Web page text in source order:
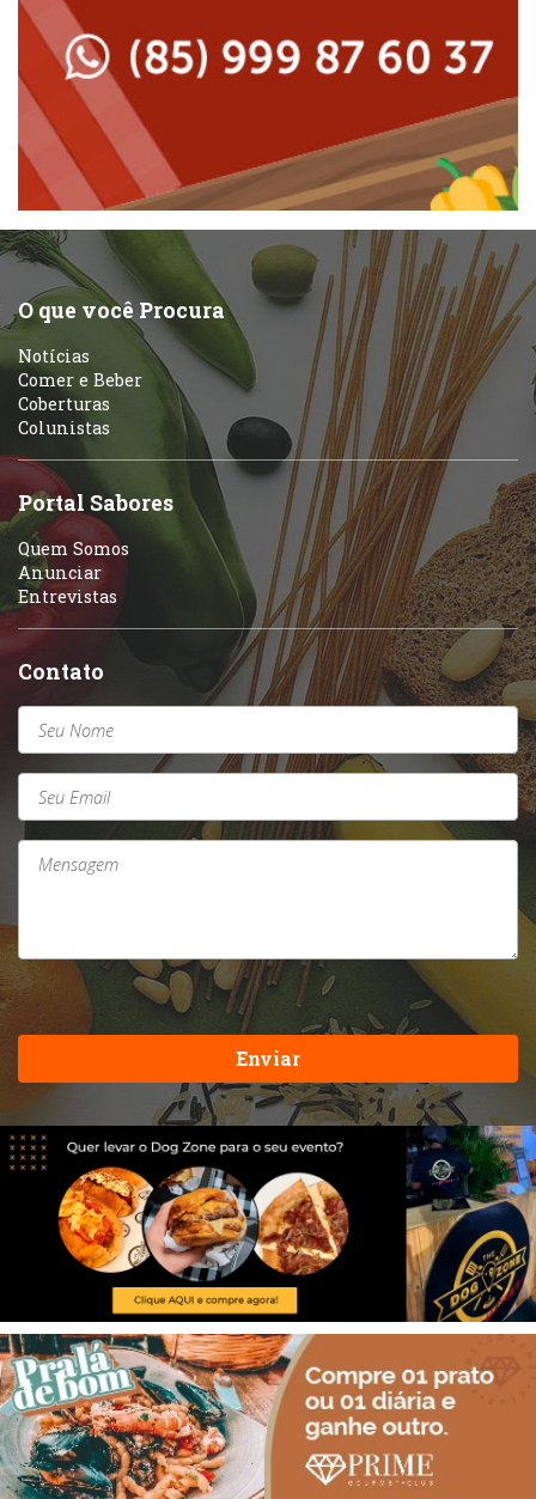
Massas
Peixes e Frutos do Mar
Pizzarias
Portuguesa
Self-service
Sobremesas e sorvetes
Peixes e Frutos do Mar
Pizzarias
Portuguesa
Sobremesas e sorvetes
Variados
O que você Procura
Notícias
Comer e Beber
Coberturas
Colunistas
Portal Sabores
Quem Somos
Anunciar
Entrevistas
Contato
Enviar